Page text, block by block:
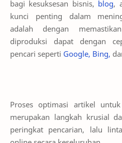
bagi kesuksesan bisnis, blog,
kunci penting dalam
adalah dengan
diproduksi dapat dengan
pencari seperti Google, Bing,
Proses optimasi artikel
merupakan langkah krusial
peringkat pencarian, lalu